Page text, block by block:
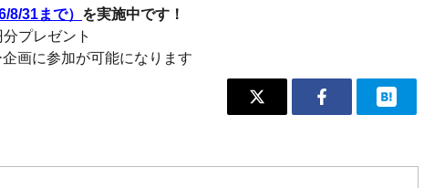
8/31まで） を実施中です！
プレゼント
画に参加が可能になります